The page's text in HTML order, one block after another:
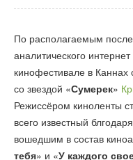
По располагаемым
аналитического
кинофестивале в
со звездой «Сумерек»
Режиссёром киноленты
всего известный
вошедшим в состав
тебя» и «У каждого